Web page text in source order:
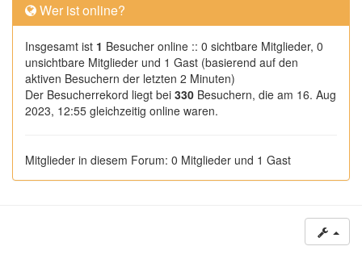
Wer ist online?
Insgesamt ist 1 Besucher online :: 0 sichtbare Mitglieder, 0
unsichtbare Mitglieder und 1 Gast (basierend auf den
aktiven Besuchern der letzten 2 Minuten)
Der Besucherrekord liegt bei 330 Besuchern, die am 16. Aug
2023, 12:55 gleichzeitig online waren.
Mitglieder in diesem Forum: 0 Mitglieder und 1 Gast